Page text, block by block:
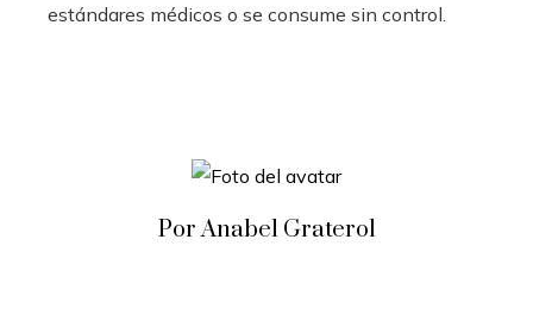
estándares médicos o se consume sin control.
Por Anabel Graterol